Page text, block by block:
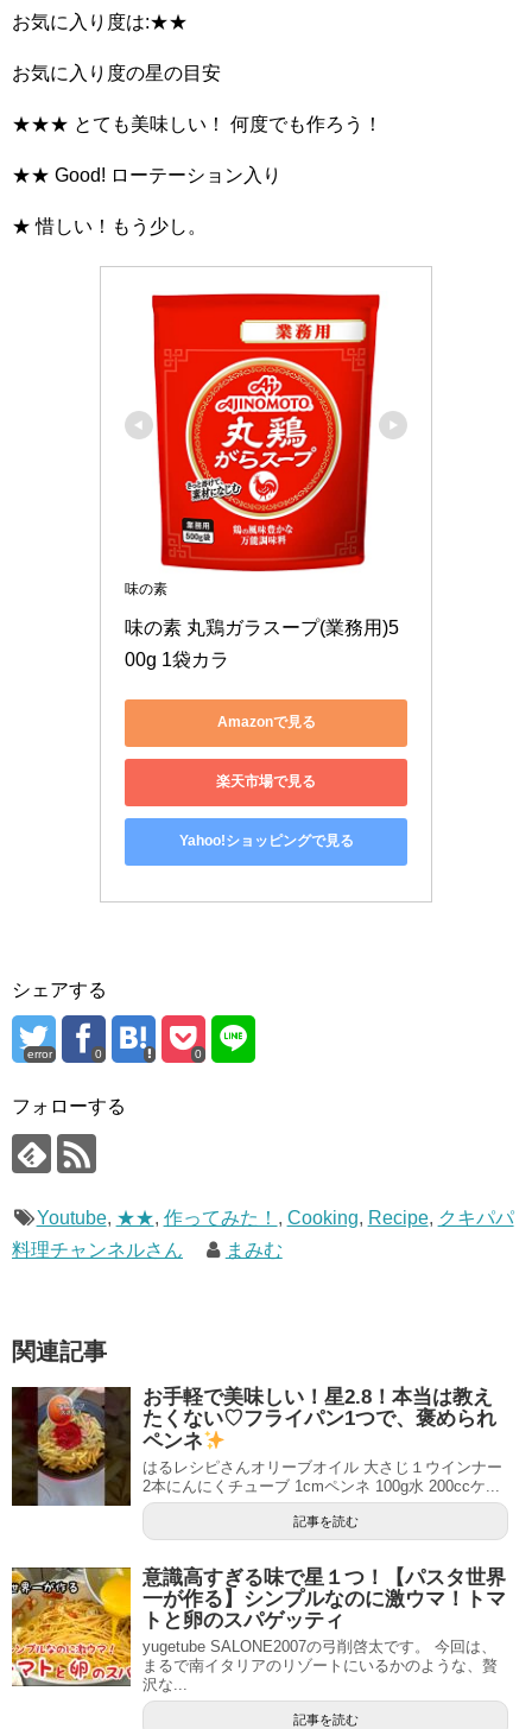
お気に入り度は:★★
お気に入り度の星の目安
★★★ とても美味しい！ 何度でも作ろう！
★★ Good! ローテーション入り
★ 惜しい！もう少し。
味の素
味の素 丸鶏ガラスープ(業務用)5
00g 1袋カラ
Amazonで見る
楽天市場で見る
Yahoo!ショッピングで見る
シェアする
error 0 0
フォローする
Youtube, ★★, 作ってみた！ , Cooking, Recipe, クキパパ
料理チャンネルさん
まみむ
関連記事
お手軽で美味しい！星2.8！本当は教え
たくない♡フライパン1つで、褒められ
ペンネ
はるレシピさんオリーブオイル 大さじ１ウインナー
2本にんにくチューブ 1cmペンネ 100g水 200ccケ...
記事を読む
意識高すぎる味で星１つ！【パスタ世界
一が作る】シンプルなのに激ウマ！トマ
トと卵のスパゲッティ
yugetube SALONE2007の弓削啓太です。 今回は、
まるで南イタリアのリゾートにいるかのような、贅
沢な...
記事を読む